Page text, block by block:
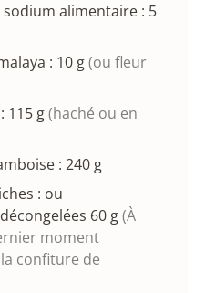
alimentaire : 5
: 10 g(ou fleur
115 g(haché ou en
: 240 g
: ou
60 g(À
moment
confiture de